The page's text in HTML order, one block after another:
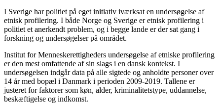
I Sverige har politiet på eget initiativ iværksat en undersøgelse af
etnisk profilering. I både Norge og Sverige er etnisk profilering i
politiet et anerkendt problem, og i begge lande er der sat gang i
forskning og undersøgelser på området.
Institut for Menneskerettigheders undersøgelse af etniske profilering
er den mest omfattende af sin slags i en dansk kontekst. I
undersøgelsen indgår data på alle sigtede og anholdte personer over
14 år med bopæl i Danmark i perioden 2009-2019. Tallene er
justeret for faktorer som køn, alder, kriminalitetstype, uddannelse,
beskæftigelse og indkomst.